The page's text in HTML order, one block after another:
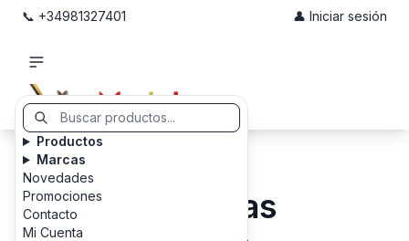
📞 +34981327401 👤 Iniciar sesión
Productos
Marcas
Novedades
Promociones
Contacto
Mi Cuenta
Muñecas